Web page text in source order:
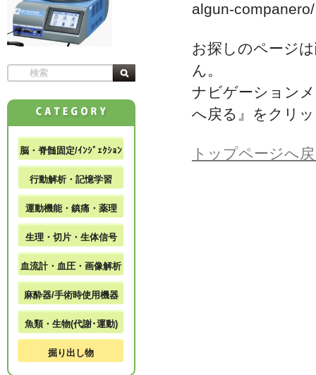
algun-companero/
お探しのページ
ん。
ナビゲーション
へ戻る』をクリ
トップページへ
脳・脊髄固定/ｲﾝｼﾞｪｸｼｮﾝ
行動解析・記憶学習
運動機能・鎮痛・薬理
生理・切片・生体信号
血流計・血圧・画像解析
麻酔器/手術時使用機器
魚類・生物(代謝･運動)
掘り出し物